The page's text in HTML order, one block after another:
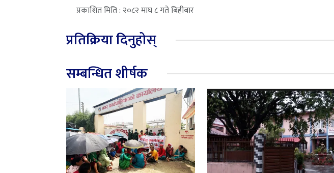
प्रकाशित मिति : २०८२ माघ ८ गते बिहीबार
प्रतिक्रिया दिनुहोस्
सम्बन्धित शीर्षक